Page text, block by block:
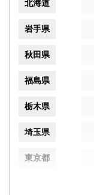
北海道
岩手県
秋田県
福島県
栃木県
埼玉県
東京都